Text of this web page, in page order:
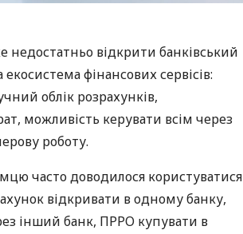
недостатньо відкрити банківський
фінансових сервісів:
облік розрахунків,
можливість керувати всім через
роботу.
часто доводилося користуватися
відкривати в одному банку,
інший банк, ПРРО купувати в